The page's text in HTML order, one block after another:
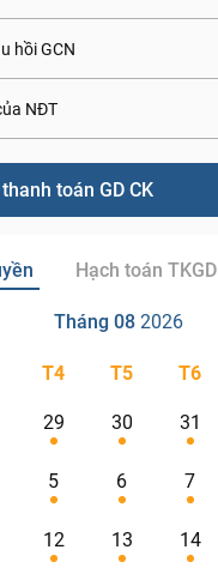
hồi GCN
NĐT
toán GD CK
Hạch toán TKGD
Tháng 08 2026
T4 T5 T6
29 30 31
5 6 7
12 13 14